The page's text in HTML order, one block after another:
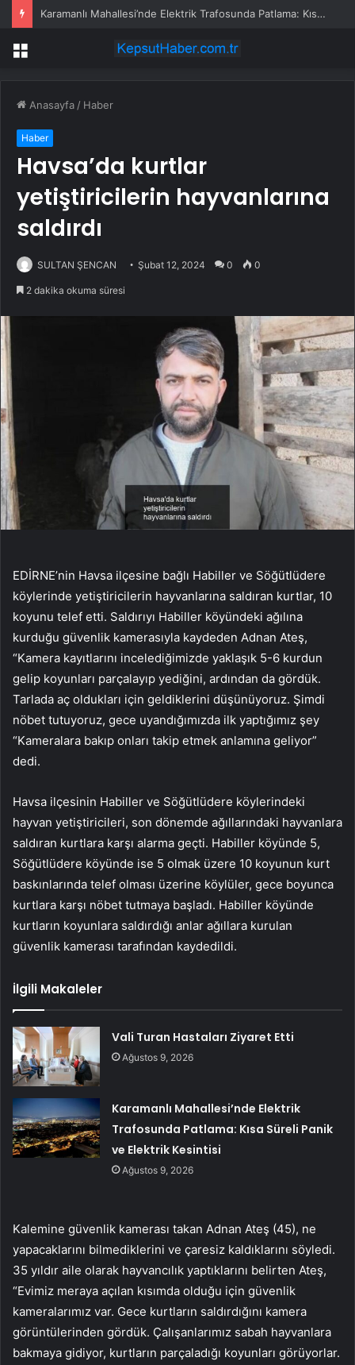
Karamanlı Mahallesi’nde Elektrik Trafosunda Patlama: Kısa Süreli Panik ve Elektrik Kesintisi
Menü
Anasayfa / Haber
Haber
Havsa’da kurtlar
yetiştiricilerin hayvanlarına
saldırdı
SULTAN ŞENCAN Şubat 12, 2024 0 0
2 dakika okuma süresi
EDİRNE’nin Havsa ilçesine bağlı Habiller ve Söğütlüdere
köylerinde yetiştiricilerin hayvanlarına saldıran kurtlar, 10
koyunu telef etti. Saldırıyı Habiller köyündeki ağılına
kurduğu güvenlik kamerasıyla kaydeden Adnan Ateş,
“Kamera kayıtlarını incelediğimizde yaklaşık 5-6 kurdun
gelip koyunları parçalayıp yediğini, ardından da gördük.
Tarlada aç oldukları için geldiklerini düşünüyoruz. Şimdi
nöbet tutuyoruz, gece uyandığımızda ilk yaptığımız şey
“Kameralara bakıp onları takip etmek anlamına geliyor”
dedi.
Havsa ilçesinin Habiller ve Söğütlüdere köylerindeki
hayvan yetiştiricileri, son dönemde ağıllarındaki hayvanlara
saldıran kurtlara karşı alarma geçti. Habiller köyünde 5,
Söğütlüdere köyünde ise 5 olmak üzere 10 koyunun kurt
baskınlarında telef olması üzerine köylüler, gece boyunca
kurtlara karşı nöbet tutmaya başladı. Habiller köyünde
kurtların koyunlara saldırdığı anlar ağıllara kurulan
güvenlik kamerası tarafından kaydedildi.
İlgili Makaleler
Vali Turan Hastaları Ziyaret Etti
Ağustos 9, 2026
Karamanlı Mahallesi’nde Elektrik
Trafosunda Patlama: Kısa Süreli Panik
ve Elektrik Kesintisi
Ağustos 9, 2026
Kalemine güvenlik kamerası takan Adnan Ateş (45), ne
yapacaklarını bilmediklerini ve çaresiz kaldıklarını söyledi.
35 yıldır aile olarak hayvancılık yaptıklarını belirten Ateş,
“Evimiz meraya açılan kısımda olduğu için güvenlik
kameralarımız var. Gece kurtların saldırdığını kamera
görüntülerinden gördük. Çalışanlarımız sabah hayvanlara
bakmaya gidiyor, kurtların parçaladığı koyunları görüyorlar.